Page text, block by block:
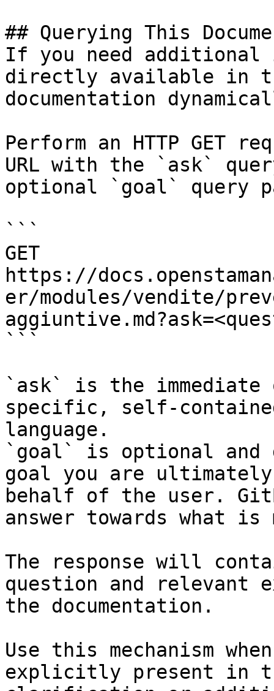
## Querying This
If you need
directly available in
documentation
Perform an HTTP GET
URL with the `ask`
optional `goal` query
```
GET
https://
er/modules/vendite/
```
`ask` is the
specific, self-
language.
`goal` is optional and
goal you are
behalf of the user.
answer towards what
The response will
question and relevant
the documentation.
Use this mechanism
explicitly present in